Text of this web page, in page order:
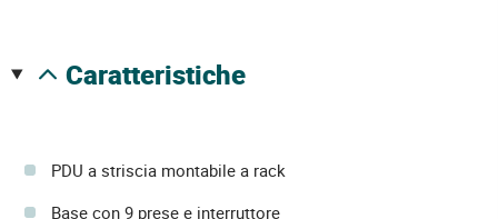
caratteristiche
PDU a striscia montabile a rack
Base con 9 prese e interruttore